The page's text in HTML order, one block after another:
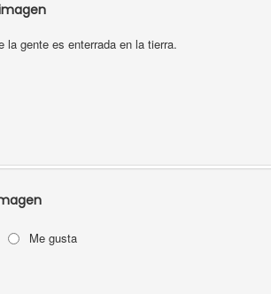
la gente es enterrada en la tierra.
Me gusta